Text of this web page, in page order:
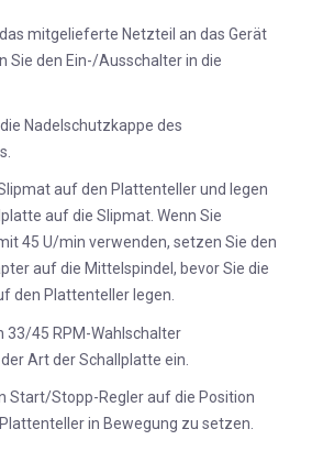
mitgelieferte Netzteil an das Gerät
Sie den Ein-/Ausschalter in die
Nadelschutzkappe des
Slipmat auf den Plattenteller und legen
auf die Slipmat. Wenn Sie
45 U/min verwenden, setzen Sie den
auf die Mittelspindel, bevor Sie die
den Plattenteller legen.
33/45 RPM-Wahlschalter
Art der Schallplatte ein.
Start/Stopp-Regler auf die Position
in Bewegung zu setzen.